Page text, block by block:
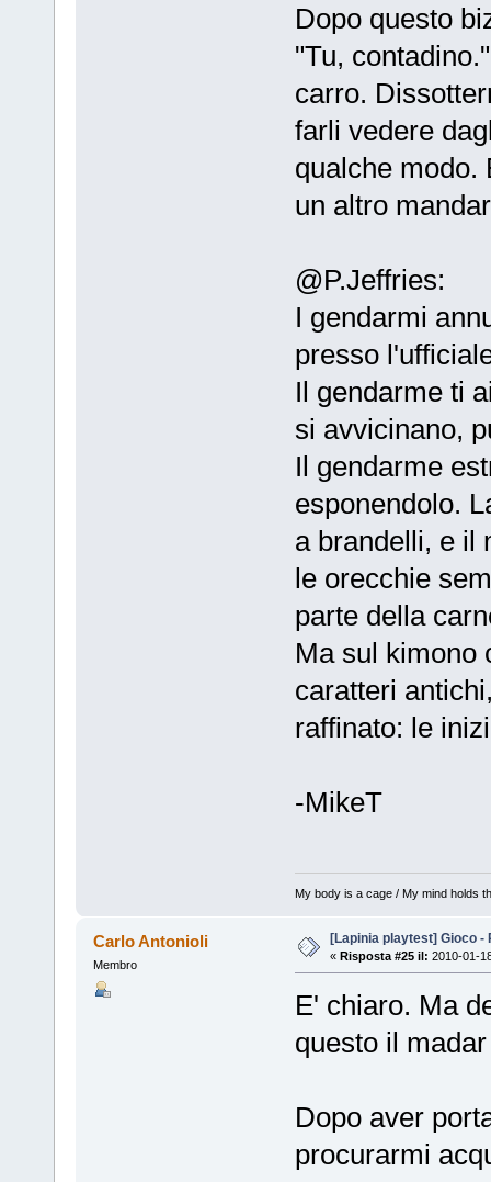
Dopo questo
"Tu,
carro.
farli vedere
qualche modo.
un altro
@P.Jeffries:
I gendarmi
presso
Il gendarme ti
si avvicinano,
Il gendarme
esponendolo.
a brandelli, e il
le orecchie
parte della
Ma sul kimono
caratteri
raffinato: le
-MikeT
My body is a cage / My mind holds
Carlo Antonioli
Membro
[Lapinia playtest] Gioco -
« Risposta #25 il: 2010-01-
E' chiaro. Ma
questo il
Dopo aver
procurarmi